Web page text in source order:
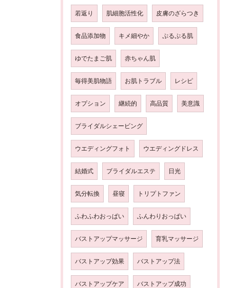
若返り 肌細胞活性化 皮膚のざらつき
食品添加物 キメ細やか ぷるぷる肌
ゆでたまご肌 赤ちゃん肌
毎得美肌物語 お肌トラブル レシピ
オプション 継続的 高品質 美意識
ブライダルシェービング
ウエディングフォト ウエディングドレス
結婚式 ブライダルエステ 日光
気分転換 昼寝 トリプトファン
ふわふわおっぱい ふんわりおっぱい
バストアップマッサージ 育乳マッサージ
バストアップ効果 バストアップ法
バストアップケア バストアップ成功